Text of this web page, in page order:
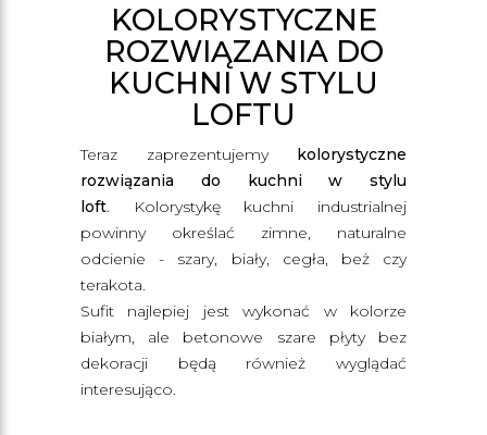
KOLORYSTYCZNE
ROZWIĄZANIA DO
KUCHNI W STYLU
LOFTU
Teraz zaprezentujemy kolorystyczne
rozwiązania do kuchni w stylu
loft . Kolorystykę kuchni industrialnej
powinny określać zimne, naturalne
odcienie - szary, biały, cegła, beż czy
terakota.
Sufit najlepiej jest wykonać w kolorze
białym, ale betonowe szare płyty bez
dekoracji będą również wyglądać
interesująco.